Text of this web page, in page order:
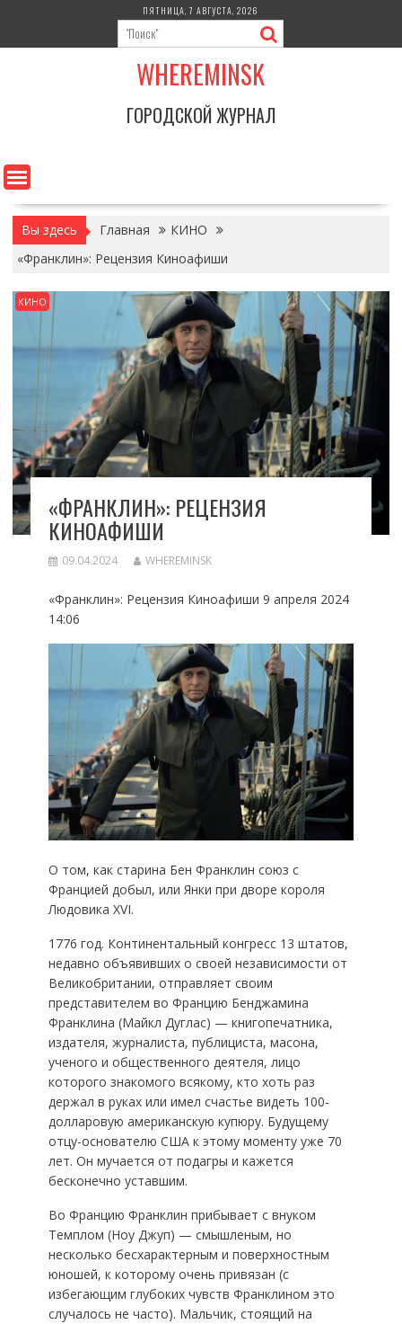
содержимому
ПЯТНИЦА, 7 АВГУСТА, 2026
WHEREMINSK
ГОРОДСКОЙ ЖУРНАЛ
Вы здесь Главная
КИНО
«Франклин»: Рецензия Киноафиши
КИНО
«ФРАНКЛИН»: РЕЦЕНЗИЯ
КИНОАФИШИ
09.04.2024 WHEREMINSK
«Франклин»: Рецензия Киноафиши 9 апреля 2024
14:06
О том, как старина Бен Франклин союз с
Францией добыл, или Янки при дворе короля
Людовика XVI.
1776 год. Континентальный конгресс 13 штатов,
недавно объявивших о своей независимости от
Великобритании, отправляет своим
представителем во Францию Бенджамина
Франклина (Майкл Дуглас) — книгопечатника,
издателя, журналиста, публициста, масона,
ученого и общественного деятеля, лицо
которого знакомого всякому, кто хоть раз
держал в руках или имел счастье видеть 100-
долларовую американскую купюру. Будущему
отцу-основателю США к этому моменту уже 70
лет. Он мучается от подагры и кажется
бесконечно уставшим.
Во Францию Франклин прибывает с внуком
Темплом (Ноу Джуп) — смышленым, но
несколько бесхарактерным и поверхностным
юношей, к которому очень привязан (с
избегающим глубоких чувств Франклином это
случалось не часто). Мальчик, стоящий на